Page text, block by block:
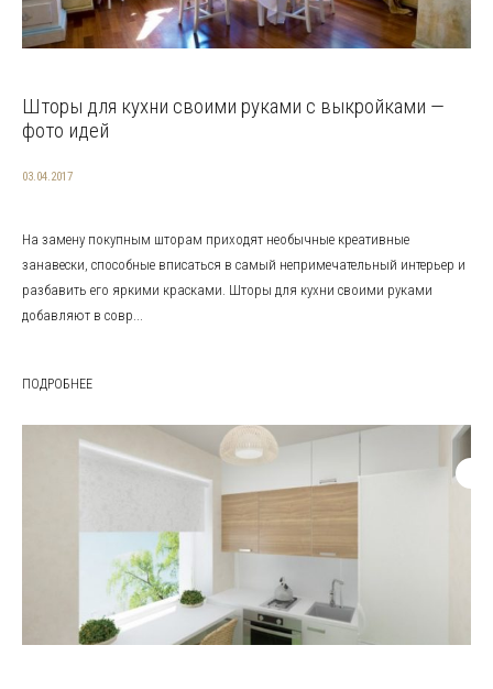
Шторы для кухни своими руками с выкройками —
фото идей
03.04.2017
На замену покупным шторам приходят необычные креативные
занавески, способные вписаться в самый непримечательный интерьер и
разбавить его яркими красками. Шторы для кухни своими руками
добавляют в совр...
ПОДРОБНЕЕ